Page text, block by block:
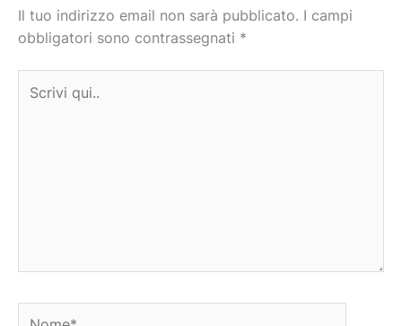
Il tuo indirizzo email non sarà pubblicato. I campi
obbligatori sono contrassegnati *
qui..